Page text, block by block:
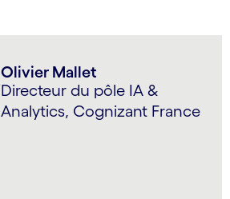
Olivier Mallet
Directeur du pôle IA &
Analytics, Cognizant France